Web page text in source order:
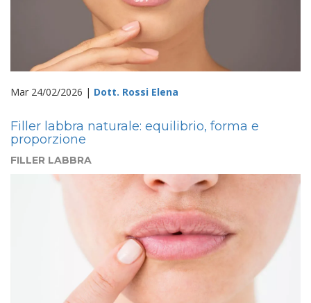
Mar 24/02/2026 | Dott. Rossi Elena
Filler labbra naturale: equilibrio, forma e
proporzione
FILLER LABBRA